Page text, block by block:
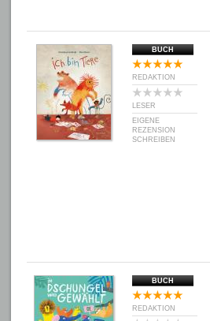
BUCH
REDAKTION
LESER
EIGENE
REZENSION
SCHREIBEN
BUCH
REDAKTION